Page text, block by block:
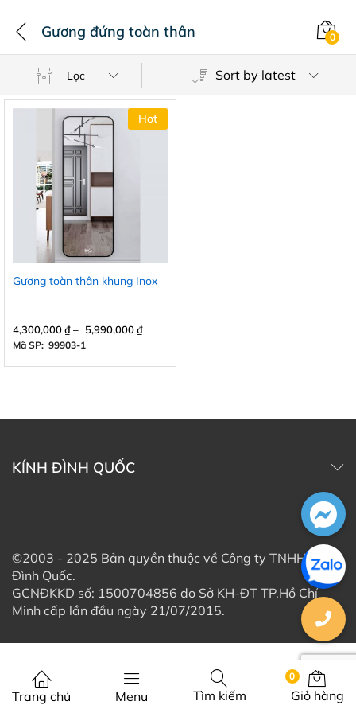
Gương đứng toàn thân 0
Lọc Sort by latest
Hot
Gương toàn thân khung Inox
4,300,000₫– 5,990,000₫
Mã SP: 99903-1
KÍNH ĐÌNH QUỐC
©2003 - 2025 Bản quyền thuộc về Công ty TNHH Kính
Đình Quốc.
GCNĐKKD số: 1500704856 do Sở KH-ĐT TP.Hồ Chí
Minh cấp lần đầu ngày 21/07/2015.
Trang chủ Menu Tìm kiếm
0
Giỏ hàng